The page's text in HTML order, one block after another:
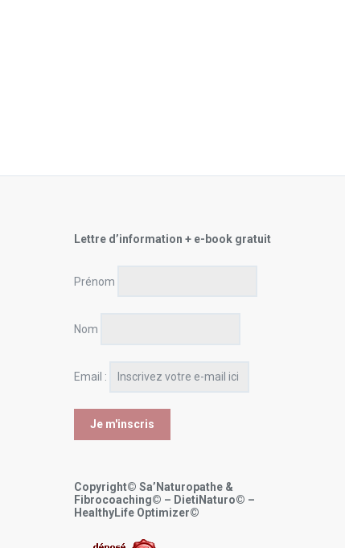
Lettre d’information + e-book gratuit
Prénom
Nom
Email :
Copyright© Sa’Naturopathe &
Fibrocoaching© – DietiNaturo© –
HealthyLife Optimizer©